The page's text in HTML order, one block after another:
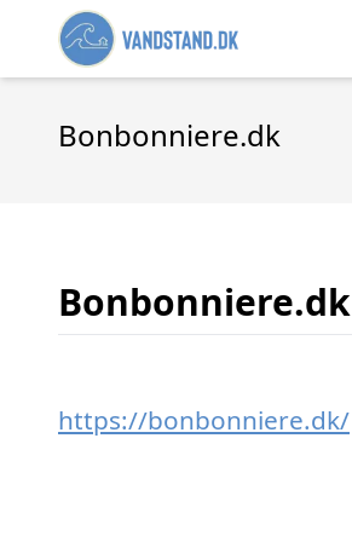
Bonbonniere.dk
Bonbonniere.dk
https://bonbonniere.dk/